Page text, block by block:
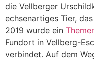
die Vellberger
echsenartiges Tier,
2019 wurde ein
Fundort in Vellberg-
verbindet. Auf dem